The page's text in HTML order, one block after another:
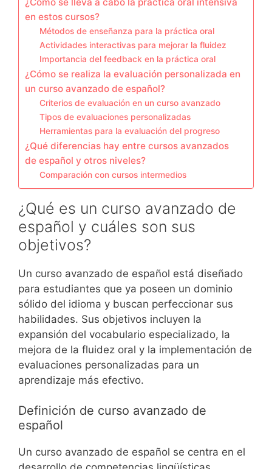
en estos cursos?
Métodos de enseñanza para la práctica oral
Actividades interactivas para mejorar la fluidez
Importancia del feedback en la práctica oral
¿Cómo se realiza la evaluación personalizada en
un curso avanzado de español?
Criterios de evaluación en un curso avanzado
Tipos de evaluaciones personalizadas
Herramientas para la evaluación del progreso
¿Qué diferencias hay entre cursos avanzados
de español y otros niveles?
Comparación con cursos intermedios
¿Qué es un curso avanzado de
español y cuáles son sus
objetivos?
Un curso avanzado de español está diseñado
para estudiantes que ya poseen un dominio
sólido del idioma y buscan perfeccionar sus
habilidades. Sus objetivos incluyen la
expansión del vocabulario especializado, la
mejora de la fluidez oral y la implementación de
evaluaciones personalizadas para un
aprendizaje más efectivo.
Definición de curso avanzado de
español
Un curso avanzado de español se centra en el